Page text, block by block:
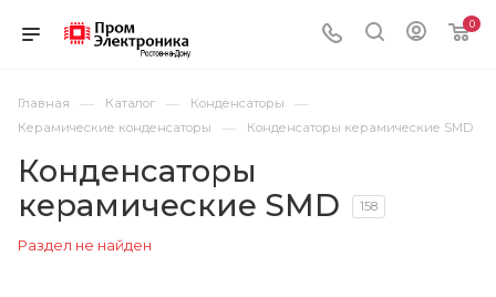
0
Главная — Каталог — Конденсаторы —
Керамические конденсаторы — Конденсаторы керамические SMD
Конденсаторы
керамические SMD
158
Раздел не найден